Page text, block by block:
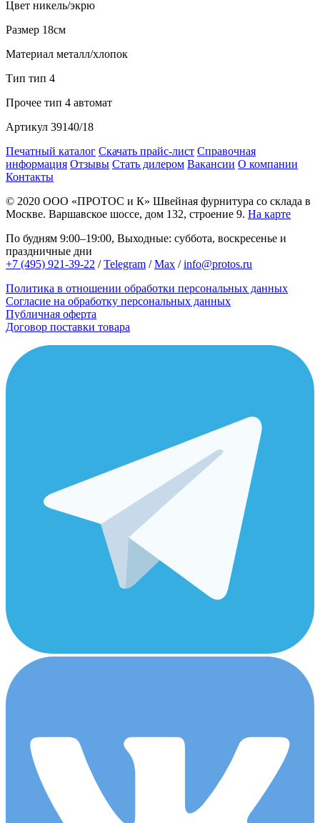
Цвет никель/экрю
Размер 18см
Материал металл/хлопок
Тип тип 4
Прочее тип 4 автомат
Артикул 39140/18
Печатный каталог Скачать прайс-лист Справочная
информация Отзывы Стать дилером Вакансии О компании
Контакты
© 2020 ООО «ПРОТОС и К» Швейная фурнитура со склада в
Москве. Варшавское шоссе, дом 132, строение 9. На карте
По будням 9:00–19:00, Выходные: суббота, воскресенье и
праздничные дни
+7 (495) 921-39-22 /Telegram /Max /info@protos.ru
Политика в отношении обработки персональных данных
Согласие на обработку персональных данных
Публичная оферта
Договор поставки товара